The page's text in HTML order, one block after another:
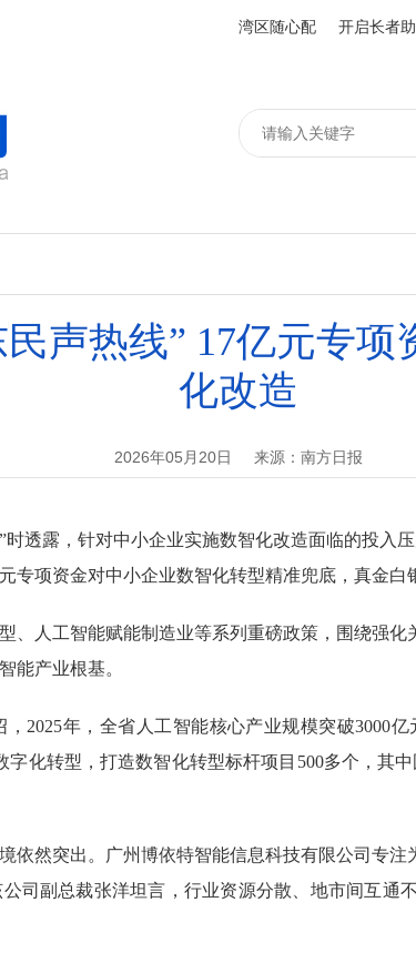
湾区随心配 开启长者
声热线” 17亿元专
化改造
2026年05月20日 来源：南方日报
露，针对中小企业实施数智化改造面临的投入
专项资金对中小企业数智化转型精准兜底，真金白
人工智能赋能制造业等系列重磅政策，围绕强化
能产业根基。
年，全省人工智能核心产业规模突破3000亿
字化转型，打造数智化转型标杆项目500多个，其
然突出。广州博依特智能信息科技有限公司专注
司副总裁张洋坦言，行业资源分散、地市间互通